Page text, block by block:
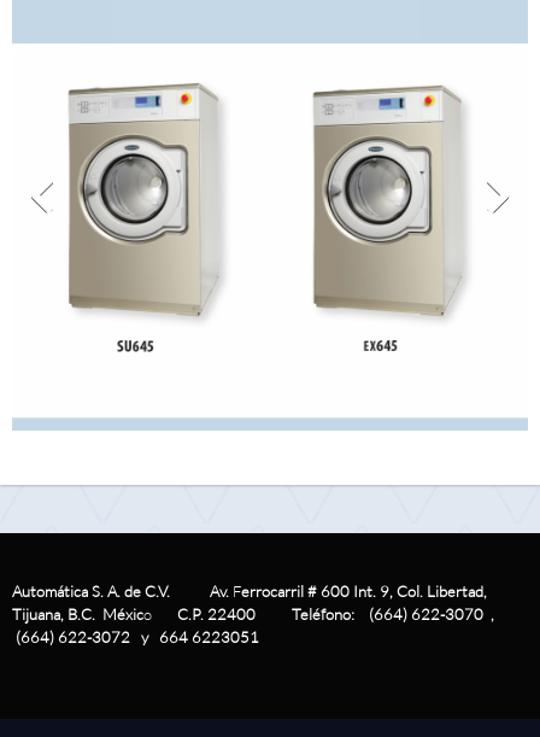
Automática S. A. de C.V. Av. Ferrocarril # 600 Int. 9, Col. Libertad,
Tijuana, B.C. México C.P. 22400
Teléfono: (664) 622-3070 ,
(664) 622-3072 y 664 6223051